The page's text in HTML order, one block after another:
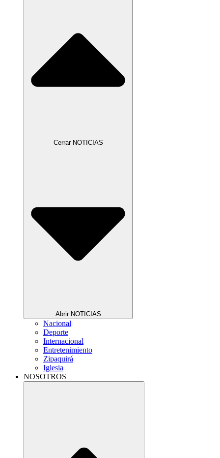
Cerrar NOTICIAS
Abrir NOTICIAS
Nacional
Deporte
Internacional
Entretenimiento
Zipaquirá
Iglesia
NOSOTROS